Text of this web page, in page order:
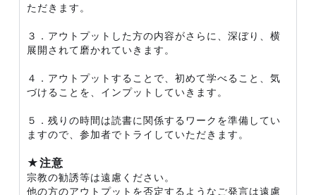
ただきます。
３．アウトプットした方の内容がさらに、深ぼり、横
展開されて磨かれていきます。
４．アウトプットすることで、初めて学べること、気
づけることを、インプットしていきます。
５．残りの時間は読書に関係するワークを準備してい
ますので、参加者でトライしていただきます。
★注意
宗教の勧誘等は遠慮ください。
他の方のアウトプットを否定するようなご発言は遠慮